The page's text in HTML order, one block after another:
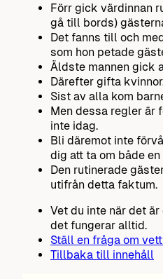
Förr gick värdinnan
gå till bords)
Det fanns till och
som hon petade
Äldste mannen gick
Därefter gifta
Sist av alla kom
Men dessa regler är
inte idag.
Bli däremot inte
dig att ta om både
Den rutinerade
utifrån detta faktum.
Vet du inte när det
det fungerar alltid.
Ställ en fråga om
Tillbaka till innehåll